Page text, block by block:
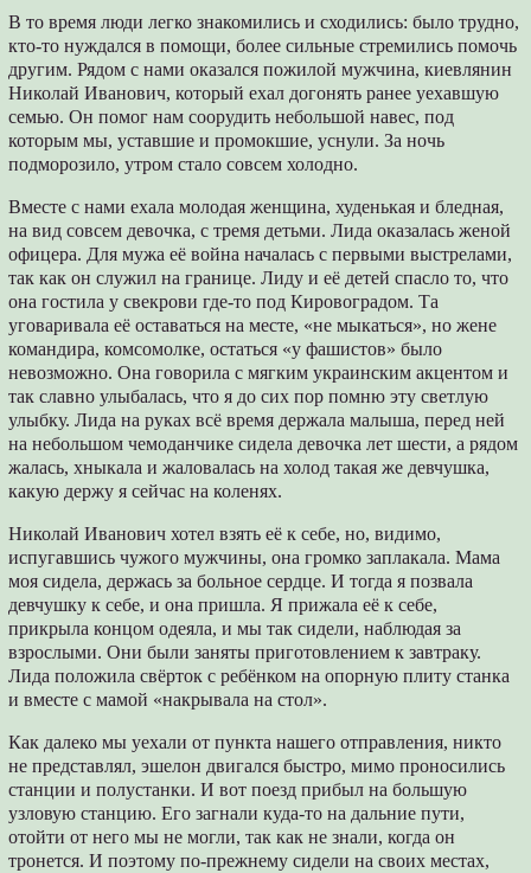
В то время люди легко знакомились и сходились: было трудно,
кто-то нуждался в помощи, более сильные стремились помочь
другим. Рядом с нами оказался пожилой мужчина, киевлянин
Николай Иванович, который ехал догонять ранее уехавшую
семью. Он помог нам соорудить небольшой навес, под
которым мы, уставшие и промокшие, уснули. За ночь
подморозило, утром стало совсем холодно.
Вместе с нами ехала молодая женщина, худенькая и бледная,
на вид совсем девочка, с тремя детьми. Лида оказалась женой
офицера. Для мужа её война началась с первыми выстрелами,
так как он служил на границе. Лиду и её детей спасло то, что
она гостила у свекрови где-то под Кировоградом. Та
уговаривала её оставаться на месте, «не мыкаться», но жене
командира, комсомолке, остаться «у фашистов» было
невозможно. Она говорила с мягким украинским акцентом и
так славно улыбалась, что я до сих пор помню эту светлую
улыбку. Лида на руках всё время держала малыша, перед ней
на небольшом чемоданчике сидела девочка лет шести, а рядом
жалась, хныкала и жаловалась на холод такая же девчушка,
какую держу я сейчас на коленях.
Николай Иванович хотел взять её к себе, но, видимо,
испугавшись чужого мужчины, она громко заплакала. Мама
моя сидела, держась за больное сердце. И тогда я позвала
девчушку к себе, и она пришла. Я прижала её к себе,
прикрыла концом одеяла, и мы так сидели, наблюдая за
взрослыми. Они были заняты приготовлением к завтраку.
Лида положила свёрток с ребёнком на опорную плиту станка
и вместе с мамой «накрывала на стол».
Как далеко мы уехали от пункта нашего отправления, никто
не представлял, эшелон двигался быстро, мимо проносились
станции и полустанки. И вот поезд прибыл на большую
узловую станцию. Его загнали куда-то на дальние пути,
отойти от него мы не могли, так как не знали, когда он
тронется. И поэтому по-прежнему сидели на своих местах,